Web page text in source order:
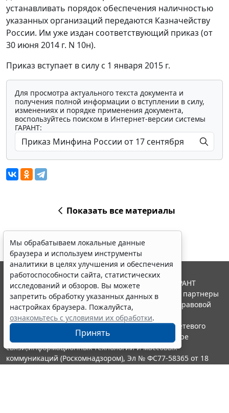
устанавливать порядок обеспечения наличностью
указанных организаций передаются Казначейству
России. Им уже издан соответствующий приказ (от
30 июня 2014 г. N 10н).
Приказ вступает в силу с 1 января 2015 г.
Для просмотра актуального текста документа и
получения полной информации о вступлении в силу,
изменениях и порядке применения документа,
воспользуйтесь поиском в Интернет-версии системы
ГАРАНТ:
Показать все материалы
Мы обрабатываем локальные данные
браузера и используем инструменты
аналитики в целях улучшения и обеспечения
работоспособности сайта, статистических
исследований и обзоров. Вы можете
запретить обработку указанных данных в
настройках браузера. Пожалуйста,
ознакомьтесь с условиями их обработки.
Принять
© ООО "НПП "ГАРАНТ-СЕРВИС", 2026. Система ГАРАНТ
выпускается с 1990 года. Компания "Гарант" и ее партнеры
являются участниками Российской ассоциации правовой
информации ГАРАНТ.
Портал ГАРАНТ.РУ зарегистрирован в качестве сетевого
издания Федеральной службой по надзору в сфере
связи,информационных технологий и массовых
коммуникаций (Роскомнадзором), Эл № ФС77-58365 от 18